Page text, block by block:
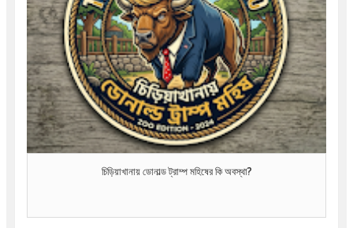
চিড়িয়াখানায় ডোনাল্ড ট্রাম্প মহিষের কি অবস্থা?